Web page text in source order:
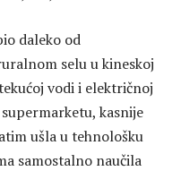
daleko od
selu u kineskoj
vodi i električnoj
kasnije
ušla u tehnološku
samostalno naučila